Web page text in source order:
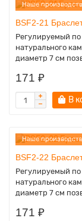
Наше
BSF2-21
Регулируемый по
натурального
диаметр 7 см
171 ₽
В
Наше
BSF2-22
Регулируемый по
натурального
диаметр 7 см
171 ₽